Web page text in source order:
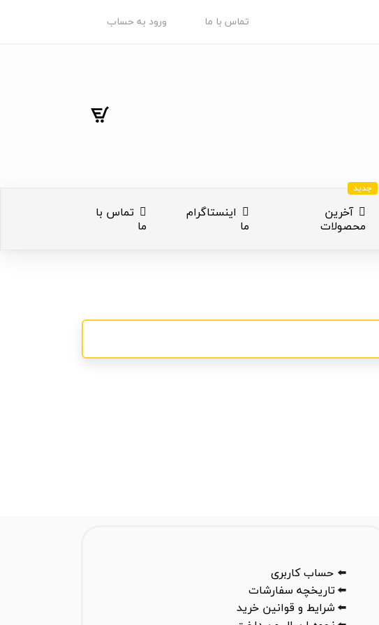
تماس با ما ورود به حساب
آخرین
محصولات
جدید
اینستاگرام
ما
تماس با
ما
⬅️ حساب کاربری
⬅️تاریخچه سفارشات
⬅️شرایط و قوانین خرید